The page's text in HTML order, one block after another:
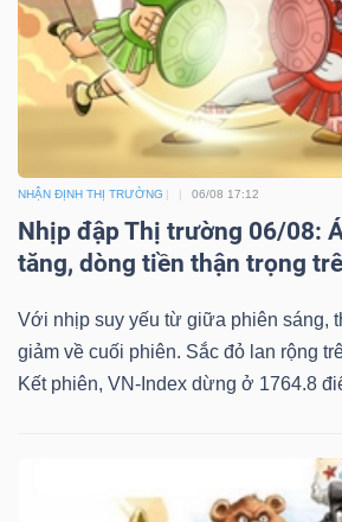
NHẬN ĐỊNH THỊ TRƯỜNG 06/08 17:12
Nhịp đập Thị trường 06/08:
tăng, dòng tiền thận trọng
Với nhịp suy yếu từ giữa phiên sáng,
giảm về cuối phiên. Sắc đỏ lan rộng
Kết phiên, VN-Index dừng ở 1764.8